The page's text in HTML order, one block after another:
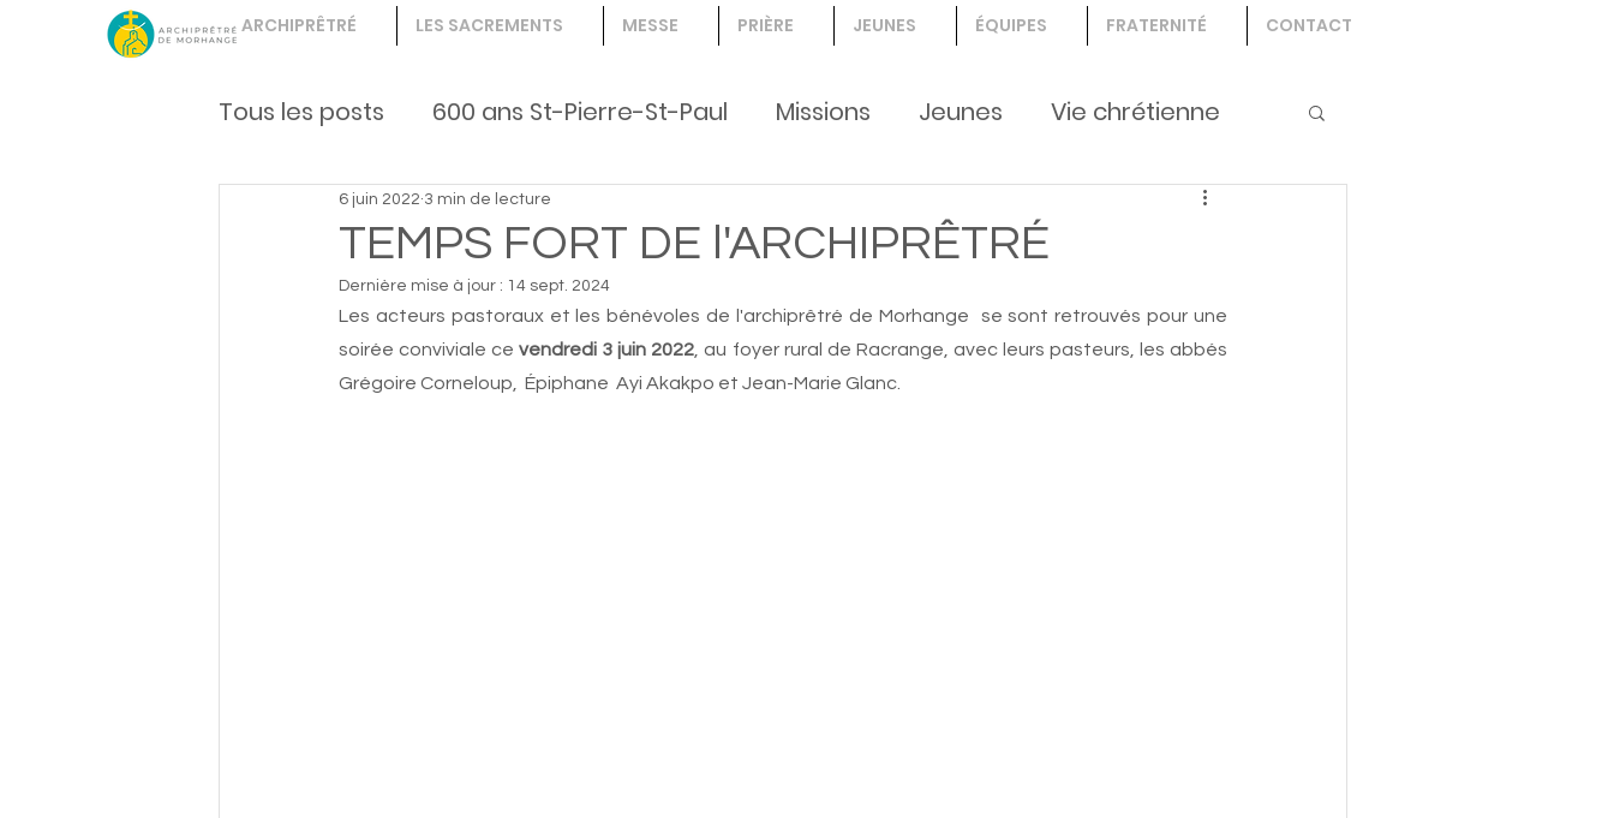
ARCHIPRÊTRÉ LES SACREMENTS MESSE PRIÈRE JEUNES ÉQUIPES FRATERNITÉ CONTACT
Tous les posts 600 ans St-Pierre-St-Paul Missions Jeunes Vie chrétienne
Vie fraternelle enfants, jeunes, Création
TEMPS FORT DE l'ARCHIPRÊTRÉ
6 juin 2022 3 min de lecture
Dernière mise à jour : 14 sept. 2024
Les acteurs pastoraux et les bénévoles de l'archiprêtré de Morhange  se sont retrouvés pour une
soirée conviviale ce vendredi 3 juin 2022 , au foyer rural de Racrange, avec leurs pasteurs, les abbés
Grégoire Corneloup,  Épiphane  Ayi Akakpo et Jean-Marie Glanc.